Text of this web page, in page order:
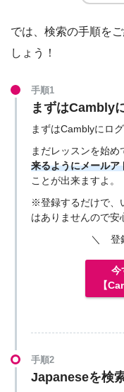
では、検索の手順を
しょう！
手順1
まずはCambly
まずはCamblyにロ
まだレッスンを始め
来るようにメールア
ことが出来ますよ。
※登録するだけで、
はありませんので安
＼ 登
今
【
手順2
Japaneseを検